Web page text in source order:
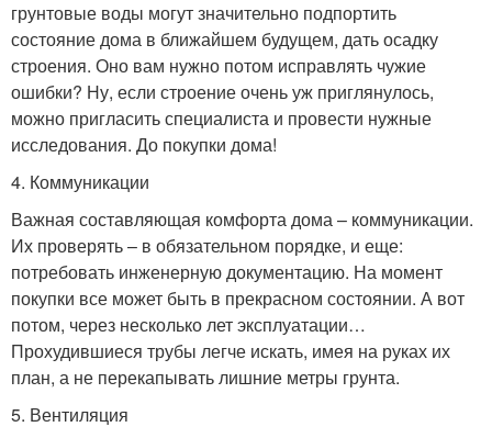
грунтовые воды могут значительно подпортить
состояние дома в ближайшем будущем, дать осадку
строения. Оно вам нужно потом исправлять чужие
ошибки? Ну, если строение очень уж приглянулось,
можно пригласить специалиста и провести нужные
исследования. До покупки дома!
4. Коммуникации
Важная составляющая комфорта дома – коммуникации.
Их проверять – в обязательном порядке, и еще:
потребовать инженерную документацию. На момент
покупки все может быть в прекрасном состоянии. А вот
потом, через несколько лет эксплуатации…
Прохудившиеся трубы легче искать, имея на руках их
план, а не перекапывать лишние метры грунта.
5. Вентиляция